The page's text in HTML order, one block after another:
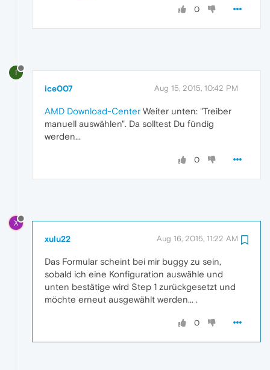
0
I
ice007 Aug 15, 2015, 10:42 PM
AMD Download-Center Weiter unten: "Treiber
manuell auswählen". Da solltest Du fündig
werden...
0
X
xulu22 Aug 16, 2015, 11:22 AM
Das Formular scheint bei mir buggy zu sein,
sobald ich eine Konfiguration auswähle und
unten bestätige wird Step 1 zurückgesetzt und
möchte erneut ausgewählt werden... .
0